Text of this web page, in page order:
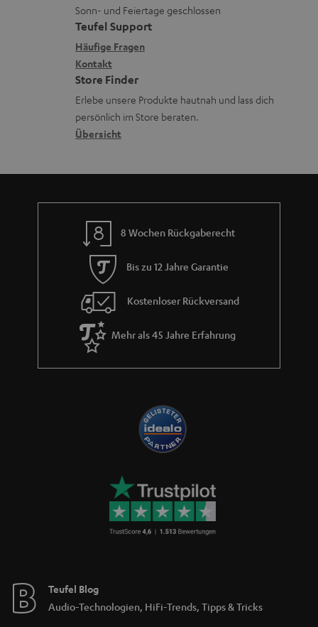
r
l
a
d
e
n
n
e
n
z
u
r
G
r
a
e
x
i
k
o
n
t
a
k
t
d
a
t
n
Sonn- und Feiertage geschlossen
Teufel Support
Häufige Fragen
Kontakt
Store Finder
Erlebe unsere Produkte hautnah und lass dich
persönlich im Store beraten.
Übersicht
8 Wochen Rückgaberecht
Bis zu 12 Jahre Garantie
Kostenloser Rückversand
Mehr als 45 Jahre Erfahrung
Teufel Blog
Audio-Technologien, HiFi-Trends, Tipps & Tricks